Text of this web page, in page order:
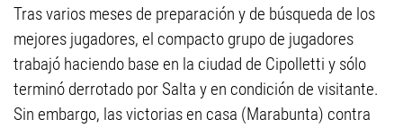
Tras varios meses de preparación y de búsqueda de los
mejores jugadores, el compacto grupo de jugadores
trabajó haciendo base en la ciudad de Cipolletti y sólo
terminó derrotado por Salta y en condición de visitante.
Sin embargo, las victorias en casa (Marabunta) contra